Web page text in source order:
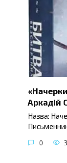
Аркадій
Назва:
0